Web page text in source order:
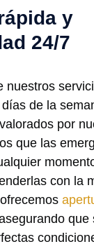
y
24/7
nuestros
de la
por
que las
con la
que